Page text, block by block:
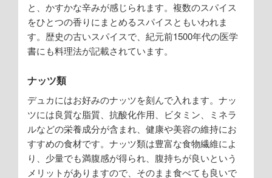
と、かすかな辛みが感じられます。複数のスパイス
をひとつの香りにまとめるスパイスともいわれま
す。歴史の古いスパイスで、紀元前1500年代の医学
書にも料理法が記載されています。
ナッツ類
デュカにはお好みのナッツを刻んで入れます。ナッ
ツには良質な脂質、抗酸化作用、ビタミン、ミネラ
ルなどの栄養成分が含まれ、健康や美容の維持にお
すすめの食材です。ナッツ類は豊富な食物繊維によ
り、少量でも満腹感が得られ、腹持ちが良いという
メリットがありますので、そのまま食べても良いで